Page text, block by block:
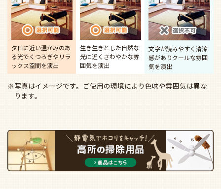
夕日に近い温かみのあ
る光でくつろぎやリラ
ックス空間を演出
生き生きとした自然な
光に近く さわやかな雰
囲気を演出
文字が読みやすく清涼
感がありクールな雰囲
気を演出
※写真はイメージです。ご使用の環境により色味や雰囲気は異な
ります。